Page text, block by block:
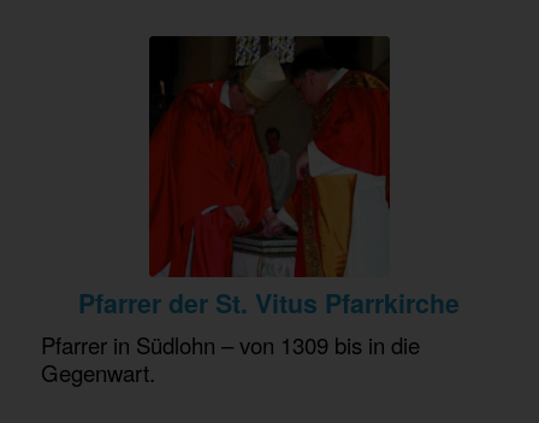
Pfarrer der St. Vitus Pfarrkirche
Pfarrer in Südlohn – von 1309 bis in die
Gegenwart.